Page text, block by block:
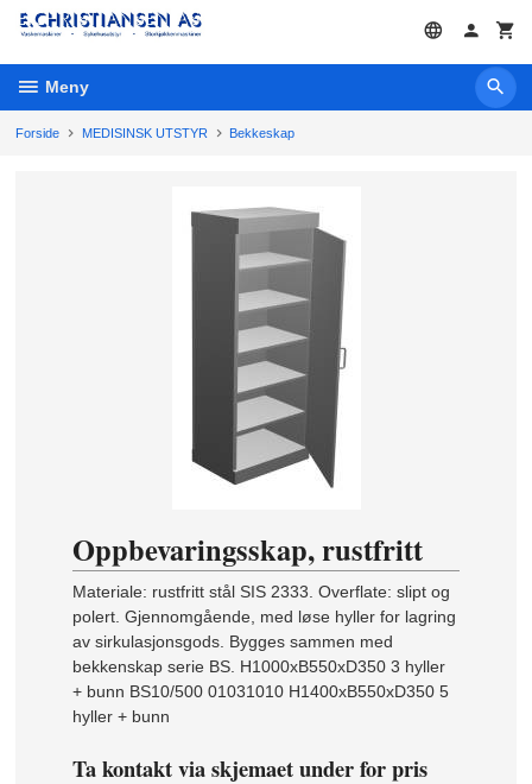
Gå
innholdet
Meny
Forside MEDISINSK UTSTYR Bekkeskap
Oppbevaringsskap, rustfritt
Materiale: rustfritt stål SIS 2333. Overflate: slipt og
polert. Gjennomgående, med løse hyller for lagring
av sirkulasjonsgods. Bygges sammen med
bekkenskap serie BS. H1000xB550xD350 3 hyller
+ bunn BS10/500 01031010 H1400xB550xD350 5
hyller + bunn
Ta kontakt via skjemaet under for pris